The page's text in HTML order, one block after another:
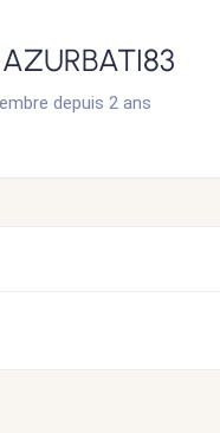
AZURBATI83
depuis 2 ans